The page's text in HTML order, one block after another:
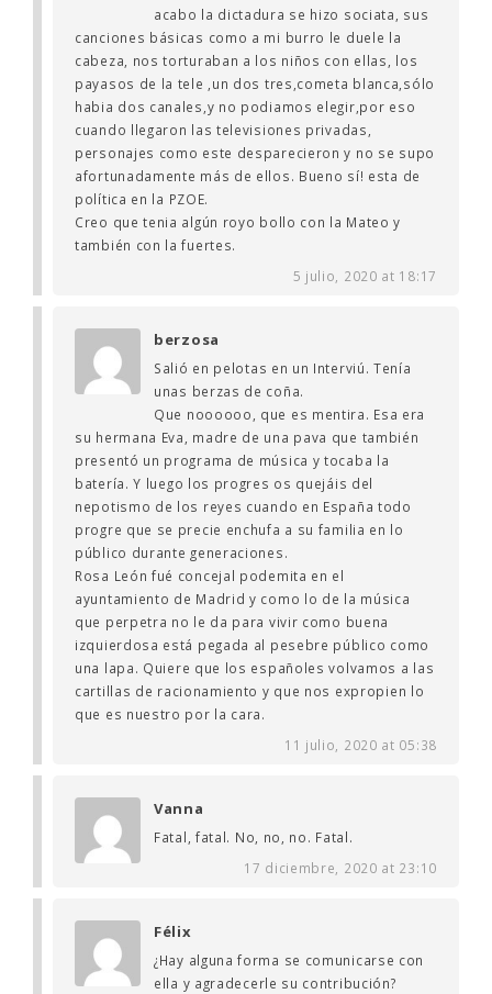
acabo la dictadura se hizo sociata, sus
canciones básicas como a mi burro le duele la
cabeza, nos torturaban a los niños con ellas, los
payasos de la tele ,un dos tres,cometa blanca,sólo
habia dos canales,y no podiamos elegir,por eso
cuando llegaron las televisiones privadas,
personajes como este desparecieron y no se supo
afortunadamente más de ellos. Bueno sí! esta de
política en la PZOE.
Creo que tenia algún royo bollo con la Mateo y
también con la fuertes.
5 julio, 2020 at 18:17
berzosa
Salió en pelotas en un Interviú. Tenía
unas berzas de coña.
Que noooooo, que es mentira. Esa era
su hermana Eva, madre de una pava que también
presentó un programa de música y tocaba la
batería. Y luego los progres os quejáis del
nepotismo de los reyes cuando en España todo
progre que se precie enchufa a su familia en lo
público durante generaciones.
Rosa León fué concejal podemita en el
ayuntamiento de Madrid y como lo de la música
que perpetra no le da para vivir como buena
izquierdosa está pegada al pesebre público como
una lapa. Quiere que los españoles volvamos a las
cartillas de racionamiento y que nos expropien lo
que es nuestro por la cara.
11 julio, 2020 at 05:38
Vanna
Fatal, fatal. No, no, no. Fatal.
17 diciembre, 2020 at 23:10
Félix
¿Hay alguna forma se comunicarse con
ella y agradecerle su contribución?